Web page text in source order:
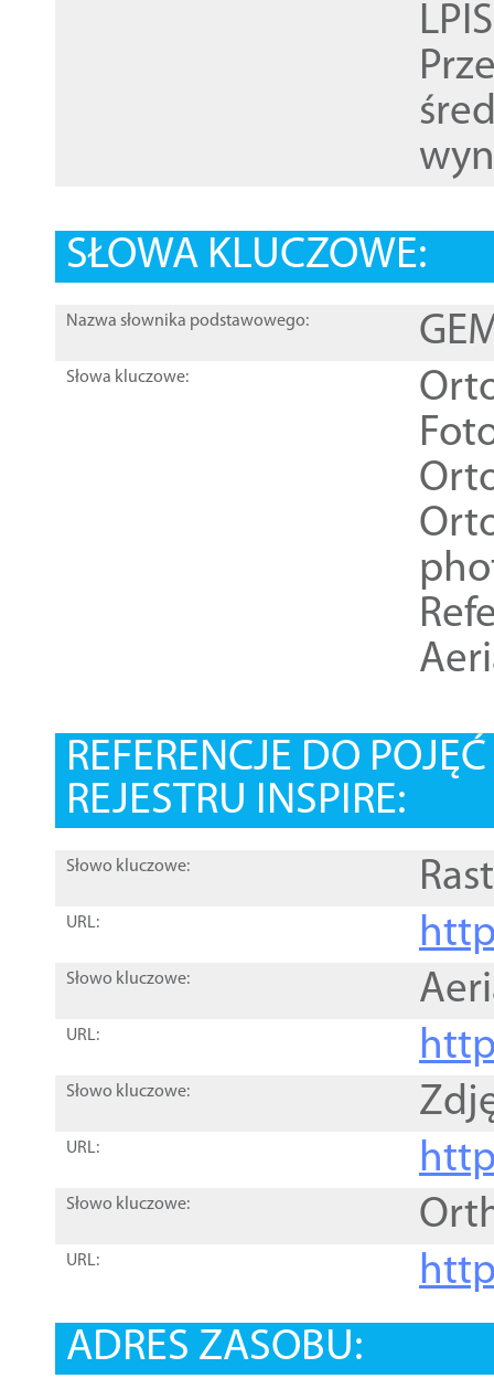
SŁOWA KLUCZOWE:
Nazwa słownika podstawowego:
Słowa kluczowe:
REFERENCJE DO
REJESTRU INSPIRE:
Słowo kluczowe:
URL:
Słowo kluczowe:
URL:
Słowo kluczowe:
URL:
Słowo kluczowe:
URL:
ADRES ZASOBU: